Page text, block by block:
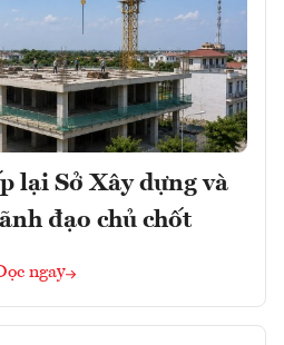
lại Sở Xây dựng và
đạo chủ chốt
ngay